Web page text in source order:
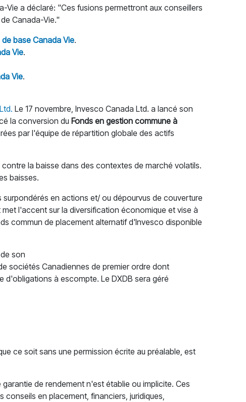
Vie a déclaré: "Ces fusions permettront aux conseillers
Canada-Vie."
base Canada Vie.
Vie.
Vie.
Le 17 novembre, Invesco Canada Ltd. a lancé son
la conversion du Fonds en gestion commune à
par l'équipe de répartition globale des actifs
la baisse dans des contextes de marché volatils.
baisses.
surpondérés en actions et/ ou dépourvus de couverture
l'accent sur la diversification économique et vise à
commun de placement alternatif d'Invesco disponible
son
sociétés Canadiennes de premier ordre dont
d'obligations à escompte. Le DXDB sera géré
ce soit sans une permission écrite au préalable, est
de rendement n'est établie ou implicite. Ces
conseils en placement, financiers, juridiques,